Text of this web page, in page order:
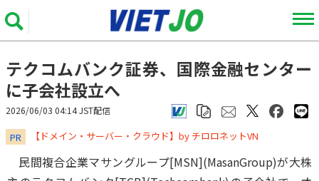
テクコムバンク証券、国際金融センター
に子会社設立へ
2026/06/03 04:14 JST配信
PR ​​​​​​​【ドメイン・サーバー・クラウド】by チロロネットVN
民間複合企業マサングループ[MSN](MasanGroup)が大株